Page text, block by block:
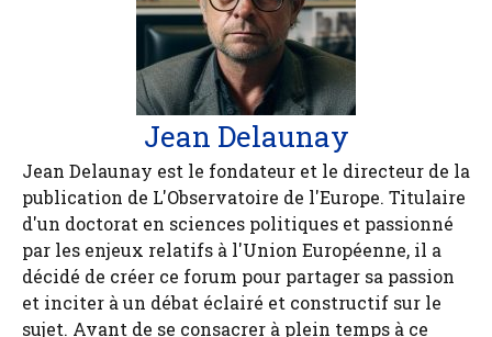
Jean Delaunay
Jean Delaunay est le fondateur et le directeur de la
publication de L'Observatoire de l'Europe. Titulaire
d'un doctorat en sciences politiques et passionné
par les enjeux relatifs à l'Union Européenne, il a
décidé de créer ce forum pour partager sa passion
et inciter à un débat éclairé et constructif sur le
sujet. Avant de se consacrer à plein temps à ce